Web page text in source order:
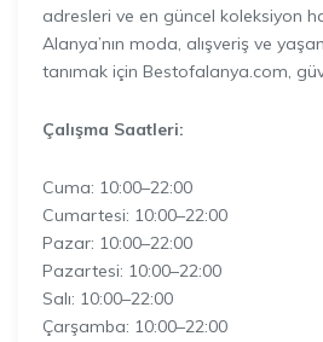
adresleri ve en güncel koleksiyon
Alanya’nın moda, alışveriş ve
tanımak için Bestofalanya.com,
Çalışma Saatleri:
Cuma: 10:00–22:00
Cumartesi: 10:00–22:00
Pazar: 10:00–22:00
Pazartesi: 10:00–22:00
Salı: 10:00–22:00
Çarşamba: 10:00–22:00